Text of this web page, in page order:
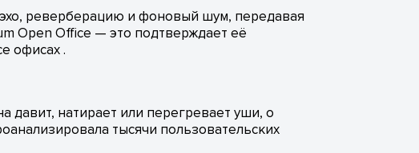
реверберацию и фоновый шум, передавая
Open Office — это подтверждает её
офисах .
давит, натирает или перегревает уши, о
тысячи пользовательских